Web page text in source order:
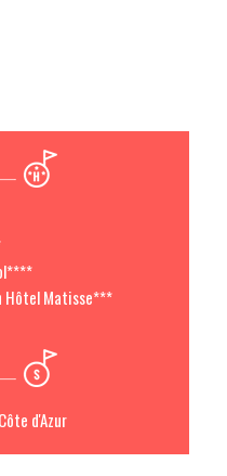
Hôtel Matisse***
d'Azur